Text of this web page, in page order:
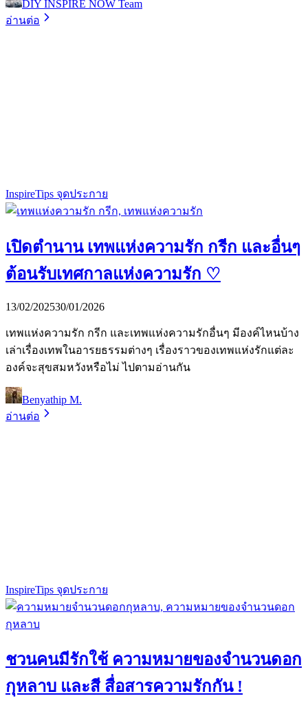
DIY INSPIRE NOW Team
อ่านต่อ
InspireTips จุดประกาย
เปิดตำนาน เทพแห่งความรัก กรีก และอื่นๆ
ต้อนรับเทศกาลแห่งความรัก ♡
13/02/202530/01/2026
เทพแห่งความรัก กรีก และเทพแห่งความรักอื่นๆ มีองค์ไหนบ้าง
เล่าเรื่องเทพในอารยธรรมต่างๆ เรื่องราวของเทพแห่งรักแต่ละ
องค์จะสุขสมหวังหรือไม่ ไปตามอ่านกัน
Benyathip M.
อ่านต่อ
InspireTips จุดประกาย
ชวนคนมีรักใช้ ความหมายของจำนวนดอก
กุหลาบ และสี สื่อสารความรักกัน !